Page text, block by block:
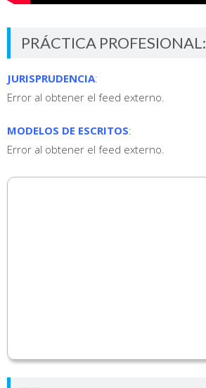
PRÁCTICA PROFESIONAL:
JURISPRUDENCIA:
Error al obtener el feed externo.
MODELOS DE ESCRITOS:
Error al obtener el feed externo.